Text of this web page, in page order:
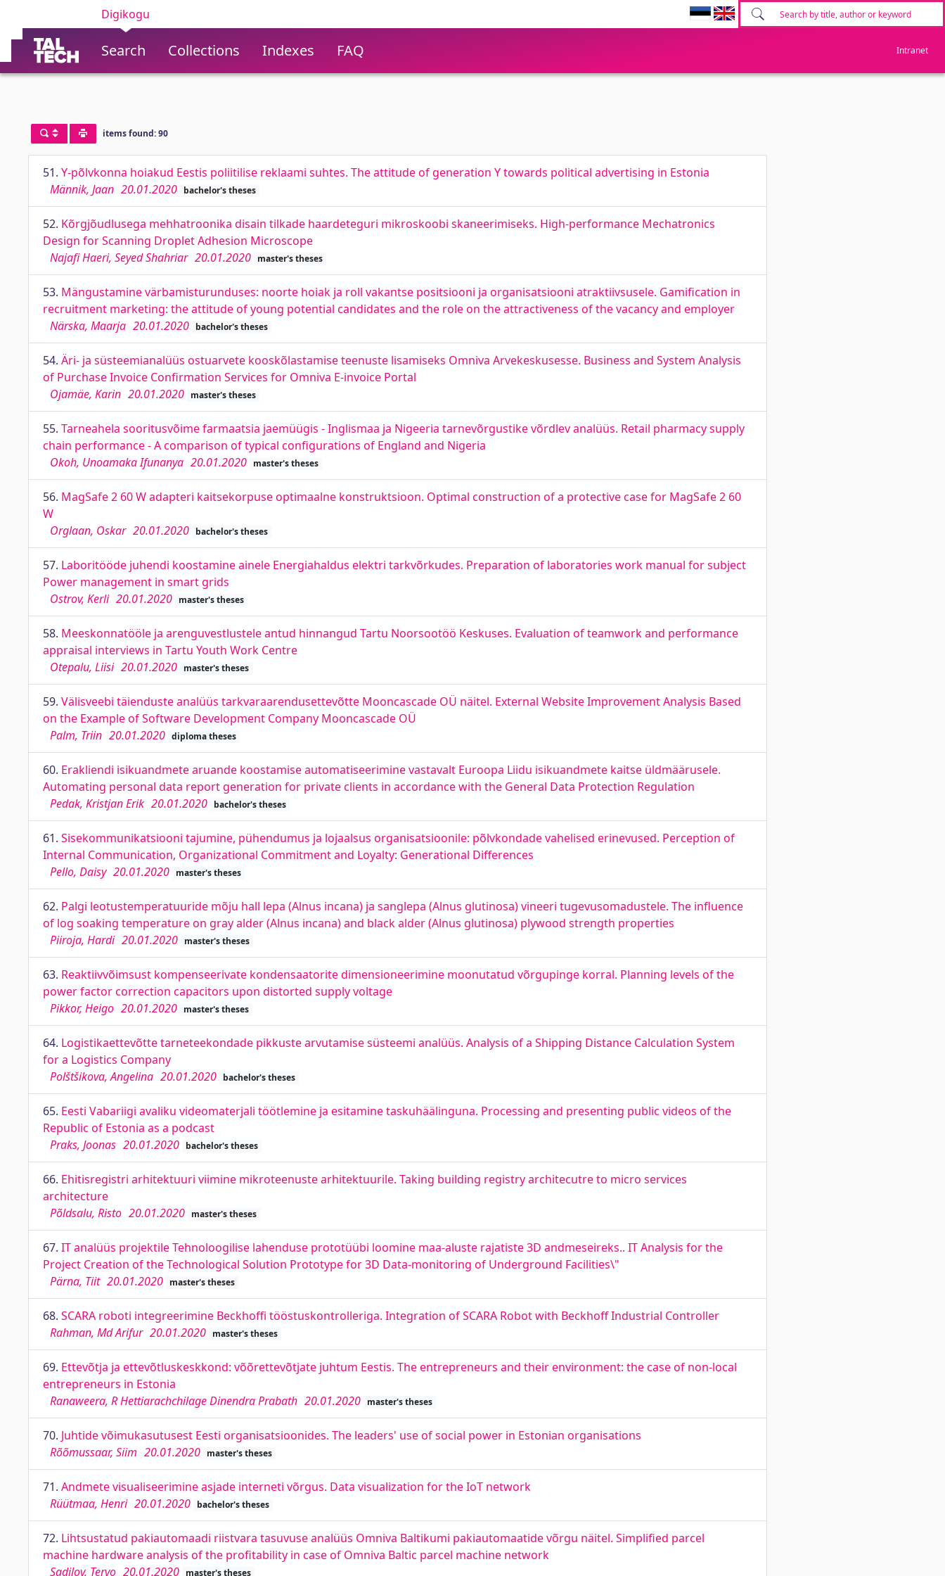
Digikogu
Search Collections Indexes FAQ Intranet
items found: 90
51. Y-põlvkonna hoiakud Eestis poliitilise reklaami suhtes. The attitude of generation Y towards political advertising in Estonia
Männik, Jaan 20.01.2020 bachelor's theses
52. Kõrgjõudlusega mehhatroonika disain tilkade haardeteguri mikroskoobi skaneerimiseks. High-performance Mechatronics
Design for Scanning Droplet Adhesion Microscope
Najafi Haeri, Seyed Shahriar 20.01.2020 master's theses
53. Mängustamine värbamisturunduses: noorte hoiak ja roll vakantse positsiooni ja organisatsiooni atraktiivsusele. Gamification in
recruitment marketing: the attitude of young potential candidates and the role on the attractiveness of the vacancy and employer
Närska, Maarja 20.01.2020 bachelor's theses
54. Äri- ja süsteemianalüüs ostuarvete kooskõlastamise teenuste lisamiseks Omniva Arvekeskusesse. Business and System Analysis
of Purchase Invoice Confirmation Services for Omniva E-invoice Portal
Ojamäe, Karin 20.01.2020 master's theses
55. Tarneahela sooritusvõime farmaatsia jaemüügis - Inglismaa ja Nigeeria tarnevõrgustike võrdlev analüüs. Retail pharmacy supply
chain performance - A comparison of typical configurations of England and Nigeria
Okoh, Unoamaka Ifunanya 20.01.2020 master's theses
56. MagSafe 2 60 W adapteri kaitsekorpuse optimaalne konstruktsioon. Optimal construction of a protective case for MagSafe 2 60
W
Orglaan, Oskar 20.01.2020 bachelor's theses
57. Laboritööde juhendi koostamine ainele Energiahaldus elektri tarkvõrkudes. Preparation of laboratories work manual for subject
Power management in smart grids
Ostrov, Kerli 20.01.2020 master's theses
58. Meeskonnatööle ja arenguvestlustele antud hinnangud Tartu Noorsootöö Keskuses. Evaluation of teamwork and performance
appraisal interviews in Tartu Youth Work Centre
Otepalu, Liisi 20.01.2020 master's theses
59. Välisveebi täienduste analüüs tarkvaraarendusettevõtte Mooncascade OÜ näitel. External Website Improvement Analysis Based
on the Example of Software Development Company Mooncascade OÜ
Palm, Triin 20.01.2020 diploma theses
60. Erakliendi isikuandmete aruande koostamise automatiseerimine vastavalt Euroopa Liidu isikuandmete kaitse üldmäärusele.
Automating personal data report generation for private clients in accordance with the General Data Protection Regulation
Pedak, Kristjan Erik 20.01.2020 bachelor's theses
61. Sisekommunikatsiooni tajumine, pühendumus ja lojaalsus organisatsioonile: põlvkondade vahelised erinevused. Perception of
Internal Communication, Organizational Commitment and Loyalty: Generational Differences
Pello, Daisy 20.01.2020 master's theses
62. Palgi leotustemperatuuride mõju hall lepa (Alnus incana) ja sanglepa (Alnus glutinosa) vineeri tugevusomadustele. The influence
of log soaking temperature on gray alder (Alnus incana) and black alder (Alnus glutinosa) plywood strength properties
Piiroja, Hardi 20.01.2020 master's theses
63. Reaktiivvõimsust kompenseerivate kondensaatorite dimensioneerimine moonutatud võrgupinge korral. Planning levels of the
power factor correction capacitors upon distorted supply voltage
Pikkor, Heigo 20.01.2020 master's theses
64. Logistikaettevõtte tarneteekondade pikkuste arvutamise süsteemi analüüs. Analysis of a Shipping Distance Calculation System
for a Logistics Company
Polštšikova, Angelina 20.01.2020 bachelor's theses
65. Eesti Vabariigi avaliku videomaterjali töötlemine ja esitamine taskuhäälinguna. Processing and presenting public videos of the
Republic of Estonia as a podcast
Praks, Joonas 20.01.2020 bachelor's theses
66. Ehitisregistri arhitektuuri viimine mikroteenuste arhitektuurile. Taking building registry architecutre to micro services
architecture
Põldsalu, Risto 20.01.2020 master's theses
67. IT analüüs projektile Tehnoloogilise lahenduse prototüübi loomine maa-aluste rajatiste 3D andmeseireks.. IT Analysis for the
Project Creation of the Technological Solution Prototype for 3D Data-monitoring of Underground Facilities\"
Pärna, Tiit 20.01.2020 master's theses
68. SCARA roboti integreerimine Beckhoffi tööstuskontrolleriga. Integration of SCARA Robot with Beckhoff Industrial Controller
Rahman, Md Arifur 20.01.2020 master's theses
69. Ettevõtja ja ettevõtluskeskkond: võõrettevõtjate juhtum Eestis. The entrepreneurs and their environment: the case of non-local
entrepreneurs in Estonia
Ranaweera, R Hettiarachchilage Dinendra Prabath 20.01.2020 master's theses
70. Juhtide võimukasutusest Eesti organisatsioonides. The leaders' use of social power in Estonian organisations
Rõõmussaar, Siim 20.01.2020 master's theses
71. Andmete visualiseerimine asjade interneti võrgus. Data visualization for the IoT network
Rüütmaa, Henri 20.01.2020 bachelor's theses
72. Lihtsustatud pakiautomaadi riistvara tasuvuse analüüs Omniva Baltikumi pakiautomaatide võrgu näitel. Simplified parcel
machine hardware analysis of the profitability in case of Omniva Baltic parcel machine network
Sadilov, Tervo 20.01.2020 master's theses